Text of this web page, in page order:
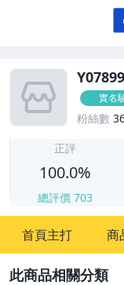
實名
粉絲數
正評
100.0%
總評價 703
首頁主打 商
其它